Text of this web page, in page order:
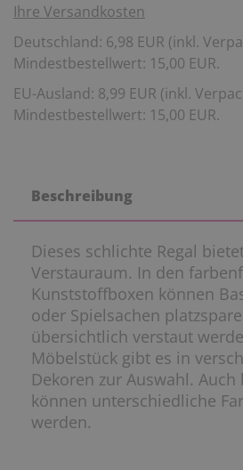
Ihre Versandkosten
Deutschland: 6,98 EUR (inkl.
Mindestbestellwert: 15,00 EUR.
EU-Ausland: 8,99 EUR (inkl.
Mindestbestellwert: 15,00 EUR.
Beschreibung
Dieses schlichte Regal
Verstauraum. In den
Kunststoffboxen können
oder Spielsachen
übersichtlich verstaut
Möbelstück gibt es in
Dekoren zur Auswahl.
können unterschiedliche
werden.